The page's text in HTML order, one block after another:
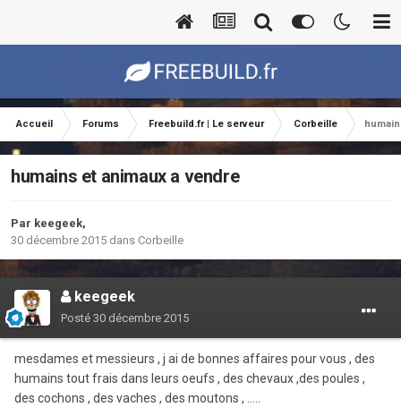
Accueil Forums Freebuild.fr | Le serveur Corbeille
humains et animaux a vendre
Par keegeek,
30 décembre 2015 dans Corbeille
keegeek
Posté 30 décembre 2015
mesdames et messieurs , j ai de bonnes affaires pour vous , des
humains tout frais dans leurs oeufs , des chevaux ,des poules ,
des cochons , des vaches , des moutons , .....